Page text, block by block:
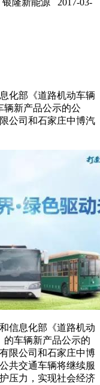
化部《道路机动车辆
辆新产品公示的公
公司和石家庄中博汽
信息化部《道路机动
的车辆新产品公示的
限公司和石家庄中博
共交通车辆将继续服
压力，实现社会经济